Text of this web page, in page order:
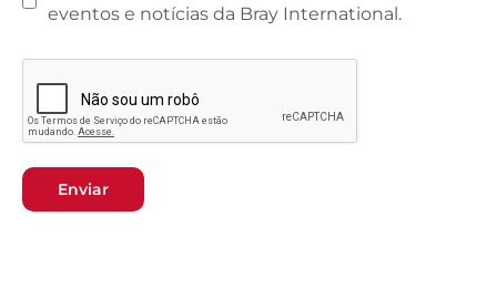
eventos e notícias da Bray International.
Enviar